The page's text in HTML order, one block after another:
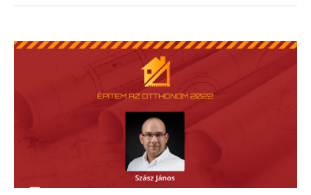
Szász
és
fűtések